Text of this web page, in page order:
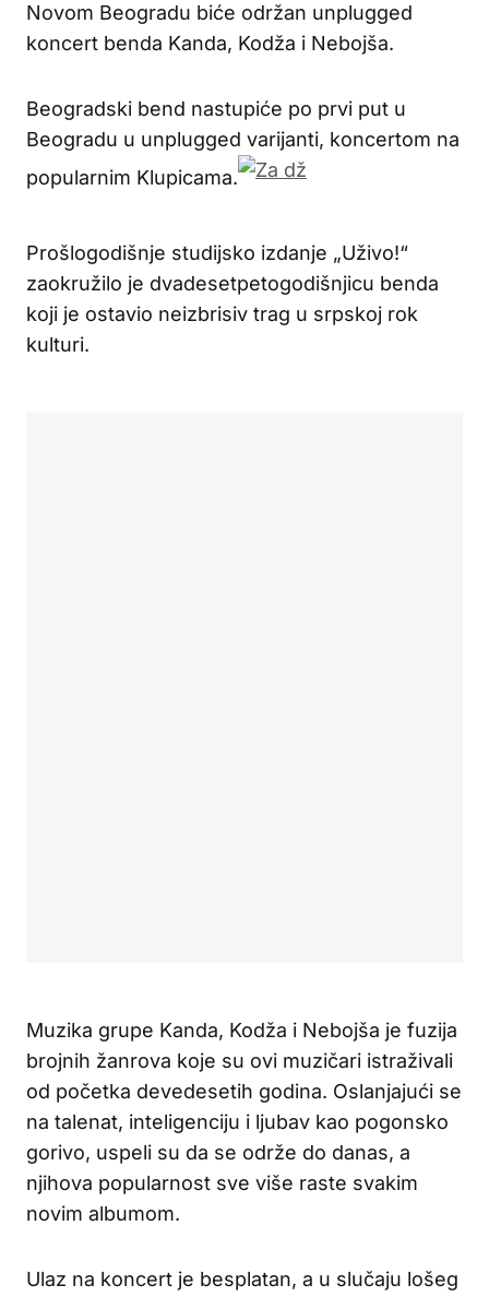
Novom Beogradu biće održan unplugged
koncert benda Kanda, Kodža i Nebojša.
Beogradski bend nastupiće po prvi put u
Beogradu u unplugged varijanti, koncertom na
popularnim Klupicama.
Prošlogodišnje studijsko izdanje „Uživo!“
zaokružilo je dvadesetpetogodišnjicu benda
koji je ostavio neizbrisiv trag u srpskoj rok
kulturi.
Muzika grupe Kanda, Kodža i Nebojša je fuzija
brojnih žanrova koje su ovi muzičari istraživali
od početka devedesetih godina. Oslanjajući se
na talenat, inteligenciju i ljubav kao pogonsko
gorivo, uspeli su da se održe do danas, a
njihova popularnost sve više raste svakim
novim albumom.
Ulaz na koncert je besplatan, a u slučaju lošeg